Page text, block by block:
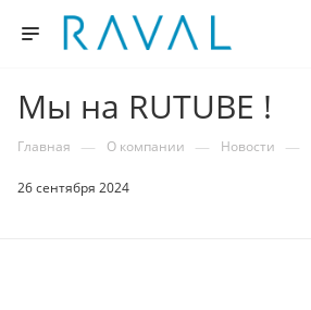
Мы на RUTUBE !
Главная — О компании — Новости —
26 сентября 2024